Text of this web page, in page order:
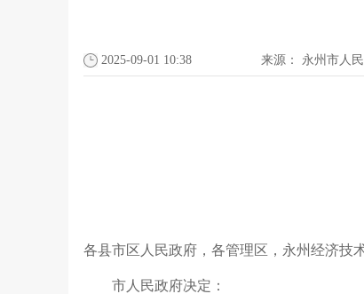
2025-09-01 10:38 来源： 永州市人
各县市区人民政府，各管理区，永州经济技
市人民政府决定：